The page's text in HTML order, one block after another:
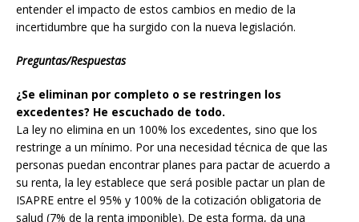
entender el impacto de estos cambios en medio de la
incertidumbre que ha surgido con la nueva legislación.
Preguntas/Respuestas
¿Se eliminan por completo o se restringen los
excedentes? He escuchado de todo.
La ley no elimina en un 100% los excedentes, sino que los
restringe a un mínimo. Por una necesidad técnica de que las
personas puedan encontrar planes para pactar de acuerdo a
su renta, la ley establece que será posible pactar un plan de
ISAPRE entre el 95% y 100% de la cotización obligatoria de
salud (7% de la renta imponible). De esta forma, da una